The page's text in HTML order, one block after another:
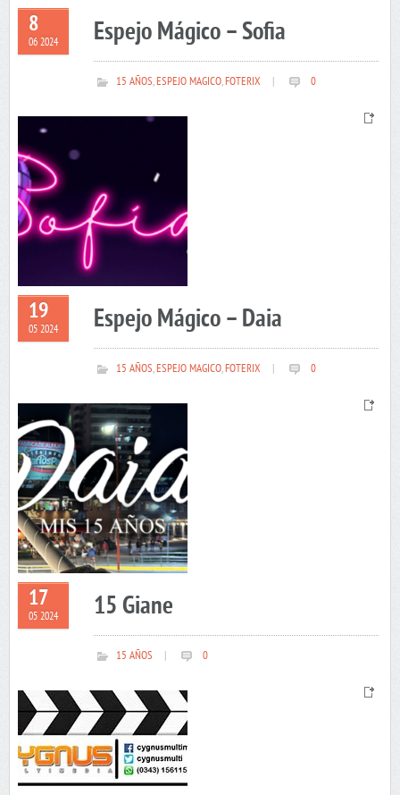
8
06 2024 Espejo Mágico – Sofia
15 AÑOS,ESPEJO MAGICO,FOTERIX 0
19
05 2024 Espejo Mágico – Daia
15 AÑOS,ESPEJO MAGICO,FOTERIX 0
17
05 2024 15 Giane
15 AÑOS 0